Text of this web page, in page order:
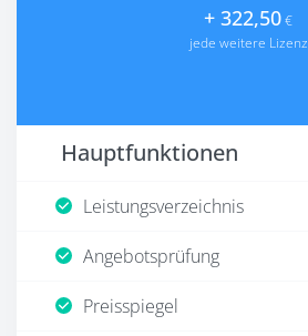
+ 322,50€
jede weitere Lizenz
Hauptfunktionen
Leistungsverzeichnis
Angebotsprüfung
Preisspiegel